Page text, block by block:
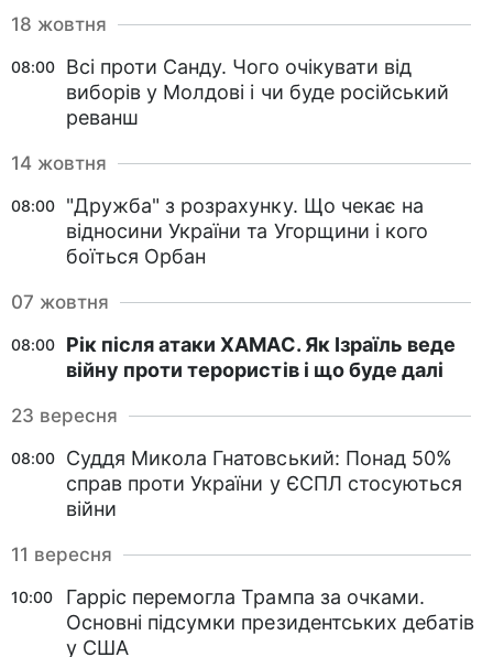
18 жовтня
08:00
Всі проти Санду. Чого очікувати від
виборів у Молдові і чи буде російський
реванш
14 жовтня
08:00
"Дружба" з розрахунку. Що чекає на
відносини України та Угорщини і кого
боїться Орбан
07 жовтня
08:00
Рік після атаки ХАМАС. Як Ізраїль веде
війну проти терористів і що буде далі
23 вересня
08:00
Суддя Микола Гнатовський: Понад 50%
справ проти України у ЄСПЛ стосуються
війни
11 вересня
10:00
Гарріс перемогла Трампа за очками.
Основні підсумки президентських дебатів
у США